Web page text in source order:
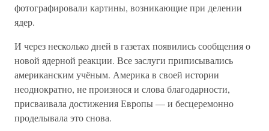
фотографировали картины, возникающие при делении
ядер.
И через несколько дней в газетах появились сообщения о
новой ядерной реакции. Все заслуги приписывались
американским учёным. Америка в своей истории
неоднократно, не произнося и слова благодарности,
присваивала достижения Европы — и бесцеремонно
проделывала это снова.